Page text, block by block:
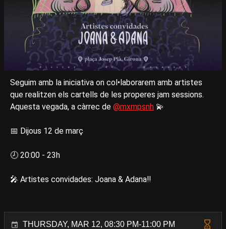
Seguim amb la iniciativa on col•laborarem amb artistes
que realitzen els cartells de les properes jam sessions.
Aquesta vegada, a càrrec de @mxmpsnh 💫
📅 Dijous 12 de març
🕗 20:00 - 23h
🎤 Artistes convidades: Joana & Adana‼️
THURSDAY, MAR 12, 08:30 PM-11:00 PM